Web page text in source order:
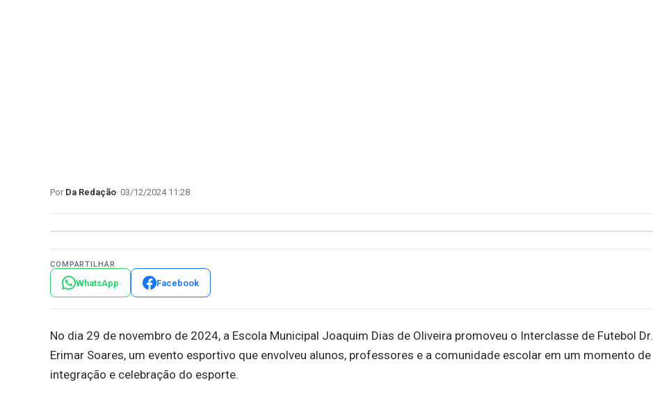
Da Redação 03/12/2024 11:28
COMPARTILHAR
WhatsApp Facebook
No dia 29 de novembro de 2024, a Escola Municipal Joaquim Dias de Oliveira promoveu o Interclasse de Futebol Dr.
Erimar Soares, um evento esportivo que envolveu alunos, professores e a comunidade escolar em um momento de
integração e celebração do esporte.